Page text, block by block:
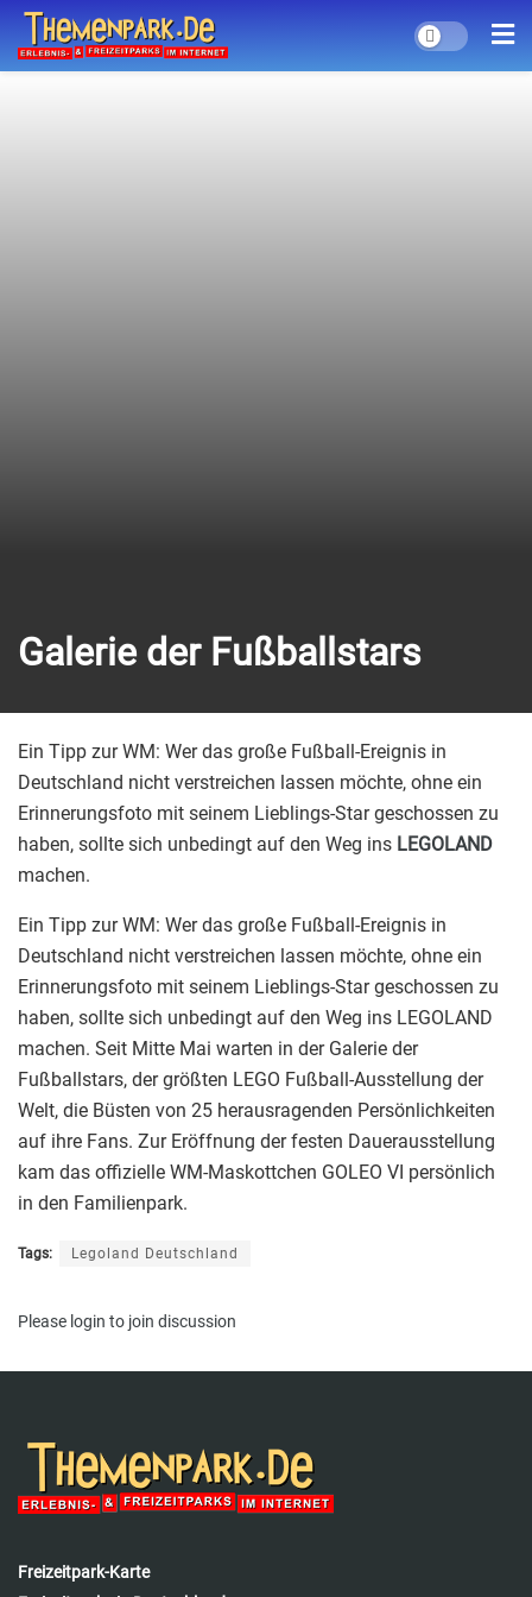
Galerie der Fußballstars
Ein Tipp zur WM: Wer das große Fußball-Ereignis in
Deutschland nicht verstreichen lassen möchte, ohne ein
Erinnerungsfoto mit seinem Lieblings-Star geschossen zu
haben, sollte sich unbedingt auf den Weg ins LEGOLAND
machen.
Ein Tipp zur WM: Wer das große Fußball-Ereignis in
Deutschland nicht verstreichen lassen möchte, ohne ein
Erinnerungsfoto mit seinem Lieblings-Star geschossen zu
haben, sollte sich unbedingt auf den Weg ins LEGOLAND
machen. Seit Mitte Mai warten in der Galerie der
Fußballstars, der größten LEGO Fußball-Ausstellung der
Welt, die Büsten von 25 herausragenden Persönlichkeiten
auf ihre Fans. Zur Eröffnung der festen Dauerausstellung
kam das offizielle WM-Maskottchen GOLEO VI persönlich
in den Familienpark.
Tags: Legoland Deutschland
Please login to join discussion
Freizeitpark-Karte